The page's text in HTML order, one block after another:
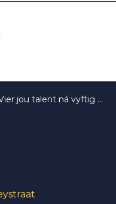
jou talent ná vyftig met Andante Plus50